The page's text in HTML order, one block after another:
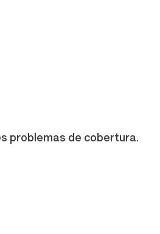
problemas de cobertura.